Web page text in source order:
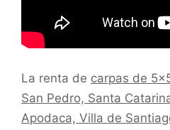
La renta de carpas de
San Pedro, Santa
Apodaca, Villa de